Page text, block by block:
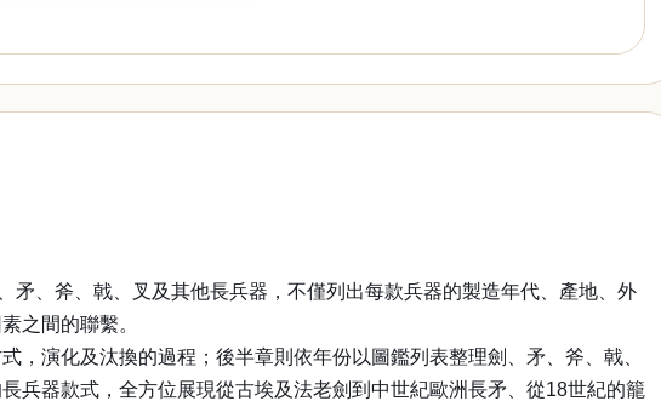
、斧、戟、叉及其他長兵器，不僅列出每款兵器的製造年代、產地、外
之間的聯繫。
演化及汰換的過程；後半章則依年份以圖鑑列表整理劍、矛、斧、戟、
兵器款式，全方位展現從古埃及法老劍到中世紀歐洲長矛、從18世紀的籠